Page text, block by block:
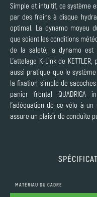
Simple et intuitif, ce système
par des freins à disque
optimal. La dynamo moyeu
que soient les conditions
de la saleté, la dynamo est
L’attelage K-Link de
aussi pratique que le
la fixation simple de
panier frontal
l’adéquation de ce vélo à un
assure un plaisir de conduite
MATÉRIAU DU CADRE